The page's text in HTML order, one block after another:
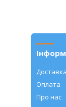
Доставка
Оплата
Про нас